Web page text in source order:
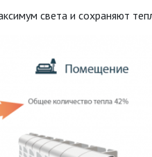
света и сохраняют